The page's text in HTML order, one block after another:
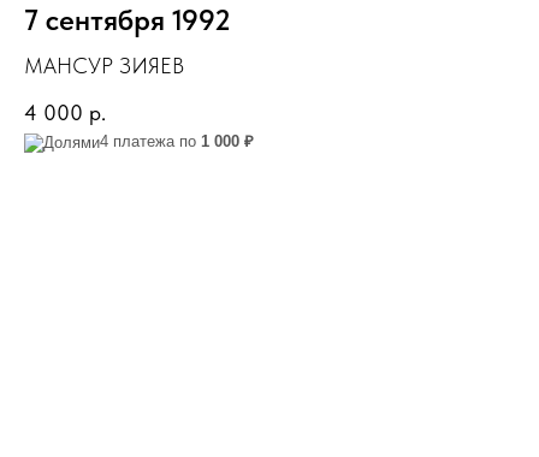
7 сентября 1992
МАНСУР ЗИЯЕВ
4 000 р.
4 платежа по 1 000 ₽